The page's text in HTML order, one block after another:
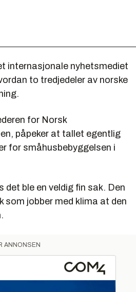
internasjonale nyhetsmediet
to tredjedeler av norske
for Norsk
påpeker at tallet egentlig
for småhusbebyggelsen i
det ble en veldig fin sak. Den
som jobber med klima at den
ANNONSEN